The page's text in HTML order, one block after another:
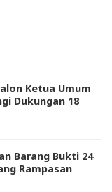
Ketua Umum
Dukungan 18
Barang Bukti 24
Rampasan